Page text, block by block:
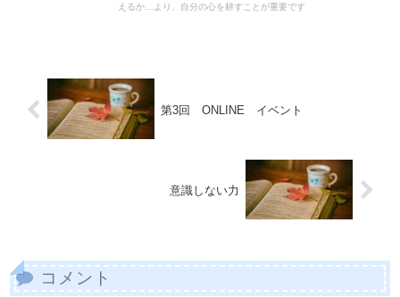
えるか…より、自分の心を耕すことが重要です
第3回 ONLINE イベント
意識しない力
コメント